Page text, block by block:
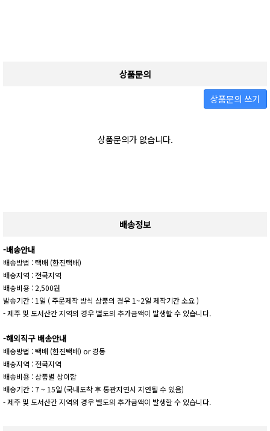
상품문의
상품문의 쓰기
상품문의가 없습니다.
배송정보
-배송안내
배송방법 : 택배 (한진택배)
배송지역 : 전국지역
배송비용 : 2,500원
발송기간 : 1일 ( 주문제작 방식 상품의 경우 1~2일 제작기간 소요 )
- 제주 및 도서산간 지역의 경우 별도의 추가금액이 발생할 수 있습니다.
-해외직구 배송안내
배송방법 : 택배 (한진택배) or 경동
배송지역 : 전국지역
배송비용 : 상품별 상이함
배송기간 : 7 ~ 15일 (국내도착 후 통관지연시 지연될 수 있음)
- 제주 및 도서산간 지역의 경우 별도의 추가금액이 발생할 수 있습니다.